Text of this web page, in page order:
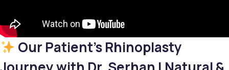
Our Patient’s Rhinoplasty